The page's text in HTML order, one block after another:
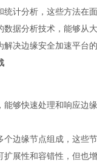
计分析，这些方法在
据分析技术，能够从
决边缘安全加速平台
能够快速处理和响应边
个边缘节点组成，这
展性和容错性，但也